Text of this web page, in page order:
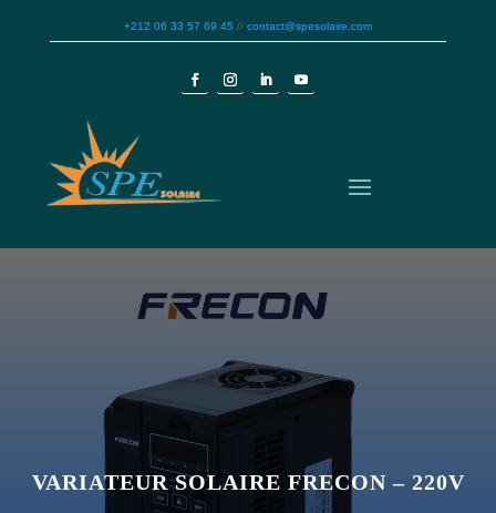
+212 06 33 57 69 45 // contact@spesolaire.com
VARIATEUR SOLAIRE FRECON – 220V